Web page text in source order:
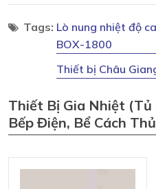
Tags: Lò nung nhiệt độ
BOX-1800
Thiết bị Châu
Thiết Bị Gia Nhiệt (tủ
Bếp Điện, Bể Cách